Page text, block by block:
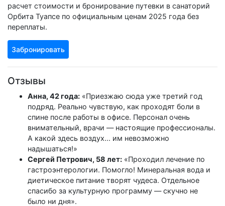
расчет стоимости и бронирование путевки в санаторий
Орбита Туапсе по официальным ценам 2025 года без
переплаты.
Забронировать
Отзывы
Анна, 42 года: «Приезжаю сюда уже третий год
подряд. Реально чувствую, как проходят боли в
спине после работы в офисе. Персонал очень
внимательный, врачи — настоящие профессионалы.
А какой здесь воздух... им невозможно
надышаться!»
Сергей Петрович, 58 лет: «Проходил лечение по
гастроэнтерологии. Помогло! Минеральная вода и
диетическое питание творят чудеса. Отдельное
спасибо за культурную программу — скучно не
было ни дня».